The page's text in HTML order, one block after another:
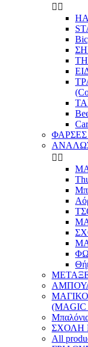
 
ΦΑΡΣΕΣ
 
(MAGIC
ΣΧΟΛΗ
All